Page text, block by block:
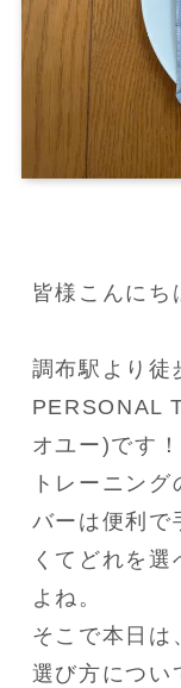
皆様こんにち
調布駅より徒
PERSONAL
オユー)です！
トレーニン
バーは便利で
くてどれを
よね。
そこで本日は
選び方につい